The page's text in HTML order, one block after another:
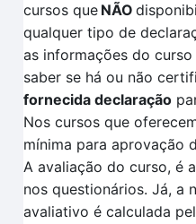
cursos que NÃO
qualquer tipo de
as informações do
saber se há ou não
fornecida declaração
Nos cursos que
mínima para aprovação
A avaliação do curso, é
nos questionários. Já, a
avaliativo é calculada